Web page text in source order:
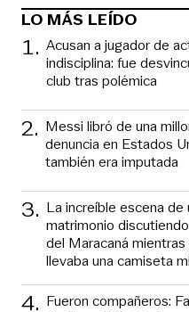
LO MÁS LEÍDO
1. Acusan a jugador de
indisciplina: fue
club tras polémica
2. Messi libró de una
denuncia en Estados
también era imputada
3. La increíble escena de
matrimonio
del Maracaná mientras
llevaba una camiseta
4. Fueron compañeros: